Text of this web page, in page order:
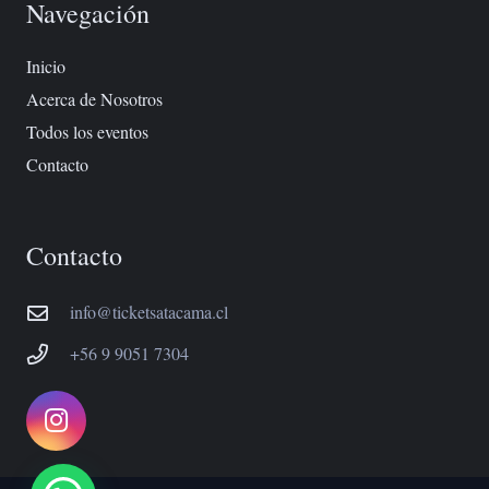
Navegación
Inicio
Acerca de Nosotros
Todos los eventos
Contacto
Contacto
info@ticketsatacama.cl
+56 9 9051 7304